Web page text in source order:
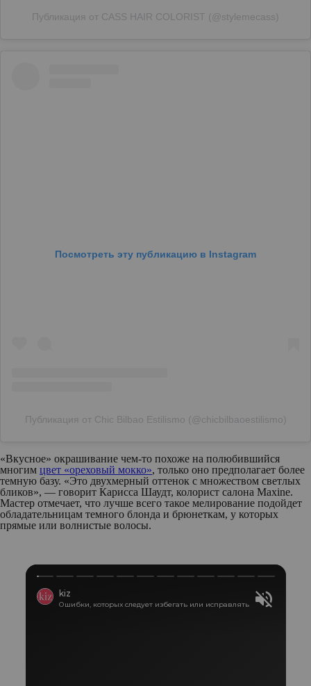
Публикация от CASS HAIR COLORIST (@stylemecass)
Посмотреть эту публикацию в Instagram
Публикация от Chic Bilbao Estilismo (@chicbilbaoestilismo)
«Вкусное» окрашивание чем-то похоже на полюбившийся
многим цвет «ореховый мокко», только оно предполагает более
темную базу. «Это двухмерный оттенок с множеством светлых
бликов», — говорит Карисса Шаудт, колорист салона Maxine.
Мастер отмечает, что лучше всего такое мелирование подойдет
обладательницам темного блонда и брюнеткам, у которых
прямые или волнистые волосы.